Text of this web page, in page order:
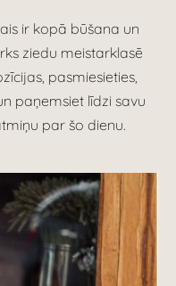
ir kopā būšana un
ziedu meistarklasē
pasmiesieties,
paņemsiet līdzi savu
par šo dienu.